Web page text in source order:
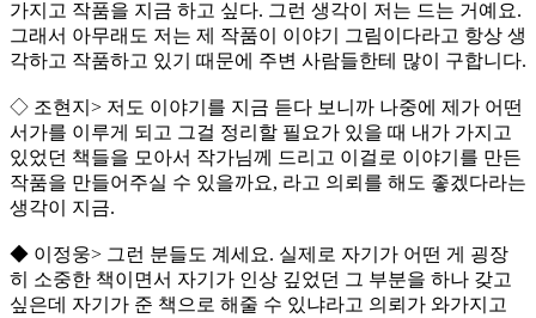
가지고 작품을 지금 하고 싶다. 그런 생각이 저는 드는 거예요.
그래서 아무래도 저는 제 작품이 이야기 그림이다라고 항상 생
각하고 작품하고 있기 때문에 주변 사람들한테 많이 구합니다.
◇ 조현지> 저도 이야기를 지금 듣다 보니까 나중에 제가 어떤
서가를 이루게 되고 그걸 정리할 필요가 있을 때 내가 가지고
있었던 책들을 모아서 작가님께 드리고 이걸로 이야기를 만든
작품을 만들어주실 수 있을까요, 라고 의뢰를 해도 좋겠다라는
생각이 지금.
◆ 이정웅> 그런 분들도 계세요. 실제로 자기가 어떤 게 굉장
히 소중한 책이면서 자기가 인상 깊었던 그 부분을 하나 갖고
싶은데 자기가 준 책으로 해줄 수 있냐라고 의뢰가 와가지고